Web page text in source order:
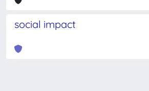
social impact